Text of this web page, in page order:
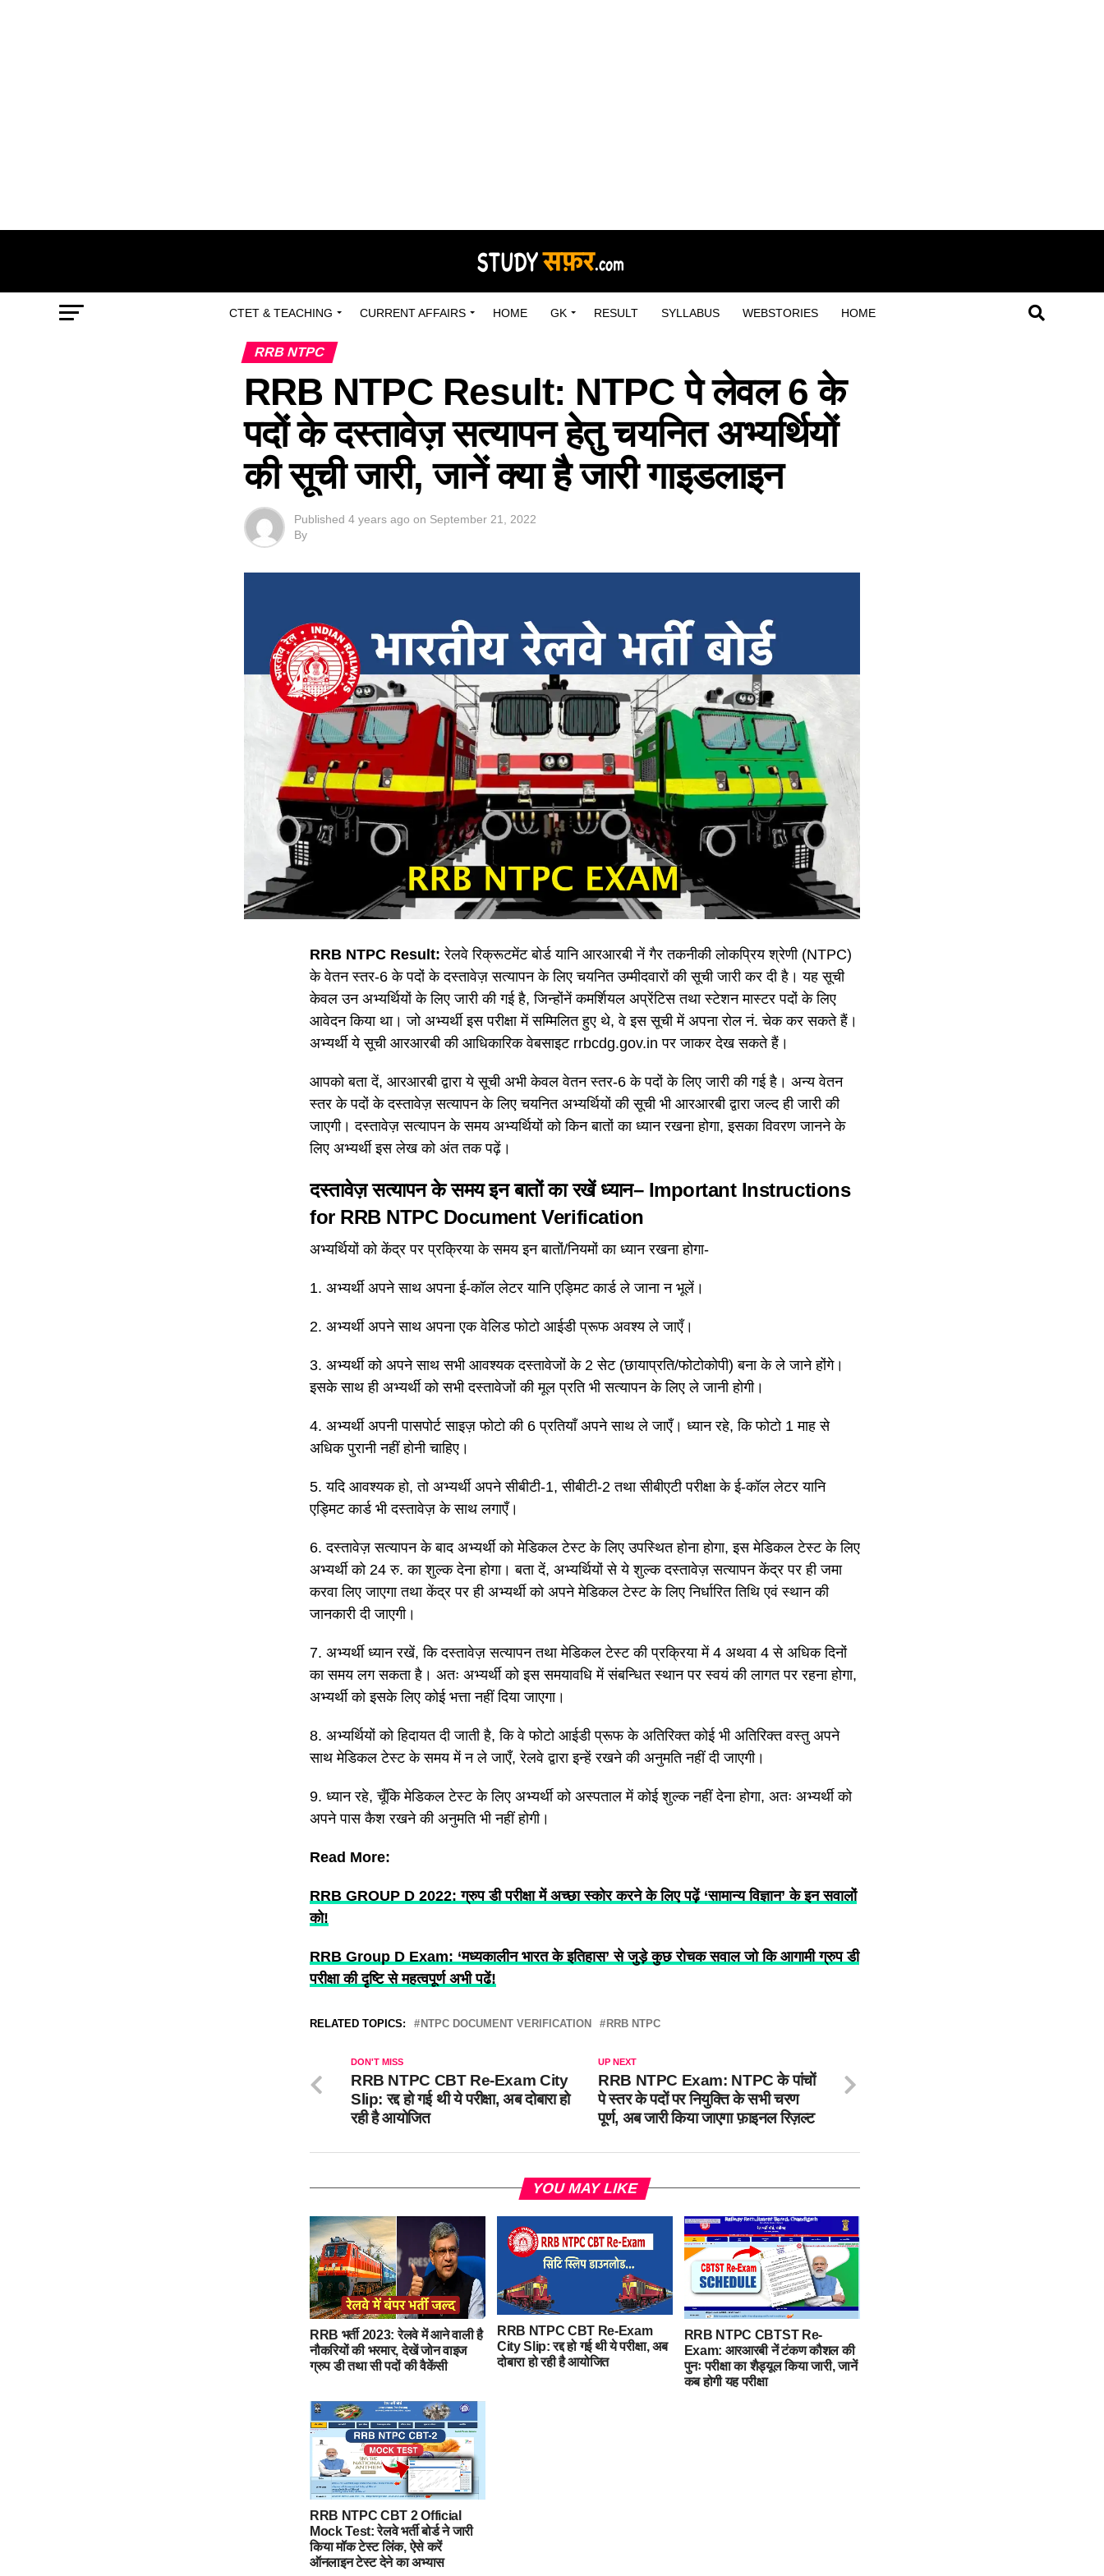
CTET & TEACHING CURRENT AFFAIRS HOME GK RESULT SYLLABUS WEBSTORIES HOME
RRB NTPC
RRB NTPC Result: NTPC पे लेवल 6 के
पदों के दस्तावेज़ सत्यापन हेतु चयनित अभ्यर्थियों
की सूची जारी, जानें क्या है जारी गाइडलाइन
Published 4 years ago on September 21, 2022
By
RRB NTPC Result: रेलवे रिक्रूटमेंट बोर्ड यानि आरआरबी नें गैर तकनीकी लोकप्रिय श्रेणी (NTPC)
के वेतन स्तर-6 के पदों के दस्तावेज़ सत्यापन के लिए चयनित उम्मीदवारों की सूची जारी कर दी है। यह सूची
केवल उन अभ्यर्थियों के लिए जारी की गई है, जिन्होंनें कमर्शियल अप्रेंटिस तथा स्टेशन मास्टर पदों के लिए
आवेदन किया था। जो अभ्यर्थी इस परीक्षा में सम्मिलित हुए थे, वे इस सूची में अपना रोल नं. चेक कर सकते हैं।
अभ्यर्थी ये सूची आरआरबी की आधिकारिक वेबसाइट rrbcdg.gov.in पर जाकर देख सकते हैं।
आपको बता दें, आरआरबी द्वारा ये सूची अभी केवल वेतन स्तर-6 के पदों के लिए जारी की गई है। अन्य वेतन
स्तर के पदों के दस्तावेज़ सत्यापन के लिए चयनित अभ्यर्थियों की सूची भी आरआरबी द्वारा जल्द ही जारी की
जाएगी। दस्तावेज़ सत्यापन के समय अभ्यर्थियों को किन बातों का ध्यान रखना होगा, इसका विवरण जानने के
लिए अभ्यर्थी इस लेख को अंत तक पढ़ें।
दस्तावेज़ सत्यापन के समय इन बातों का रखें ध्यान– Important Instructions
for RRB NTPC Document Verification
अभ्यर्थियों को केंद्र पर प्रक्रिया के समय इन बातों/नियमों का ध्यान रखना होगा-
1. अभ्यर्थी अपने साथ अपना ई-कॉल लेटर यानि एड्मिट कार्ड ले जाना न भूलें।
2. अभ्यर्थी अपने साथ अपना एक वेलिड फोटो आईडी प्रूफ अवश्य ले जाएँ।
3. अभ्यर्थी को अपने साथ सभी आवश्यक दस्तावेजों के 2 सेट (छायाप्रति/फोटोकोपी) बना के ले जाने होंगे।
इसके साथ ही अभ्यर्थी को सभी दस्तावेजों की मूल प्रति भी सत्यापन के लिए ले जानी होगी।
4. अभ्यर्थी अपनी पासपोर्ट साइज़ फोटो की 6 प्रतियाँ अपने साथ ले जाएँ। ध्यान रहे, कि फोटो 1 माह से
अधिक पुरानी नहीं होनी चाहिए।
5. यदि आवश्यक हो, तो अभ्यर्थी अपने सीबीटी-1, सीबीटी-2 तथा सीबीएटी परीक्षा के ई-कॉल लेटर यानि
एड्मिट कार्ड भी दस्तावेज़ के साथ लगाएँ।
6. दस्तावेज़ सत्यापन के बाद अभ्यर्थी को मेडिकल टेस्ट के लिए उपस्थित होना होगा, इस मेडिकल टेस्ट के लिए
अभ्यर्थी को 24 रु. का शुल्क देना होगा। बता दें, अभ्यर्थियों से ये शुल्क दस्तावेज़ सत्यापन केंद्र पर ही जमा
करवा लिए जाएगा तथा केंद्र पर ही अभ्यर्थी को अपने मेडिकल टेस्ट के लिए निर्धारित तिथि एवं स्थान की
जानकारी दी जाएगी।
7. अभ्यर्थी ध्यान रखें, कि दस्तावेज़ सत्यापन तथा मेडिकल टेस्ट की प्रक्रिया में 4 अथवा 4 से अधिक दिनों
का समय लग सकता है। अतः अभ्यर्थी को इस समयावधि में संबन्धित स्थान पर स्वयं की लागत पर रहना होगा,
अभ्यर्थी को इसके लिए कोई भत्ता नहीं दिया जाएगा।
8. अभ्यर्थियों को हिदायत दी जाती है, कि वे फोटो आईडी प्रूफ के अतिरिक्त कोई भी अतिरिक्त वस्तु अपने
साथ मेडिकल टेस्ट के समय में न ले जाएँ, रेलवे द्वारा इन्हें रखने की अनुमति नहीं दी जाएगी।
9. ध्यान रहे, चूँकि मेडिकल टेस्ट के लिए अभ्यर्थी को अस्पताल में कोई शुल्क नहीं देना होगा, अतः अभ्यर्थी को
अपने पास कैश रखने की अनुमति भी नहीं होगी।
Read More:
RRB GROUP D 2022: ग्रुप डी परीक्षा में अच्छा स्कोर करने के लिए पढ़ें ‘सामान्य विज्ञान’ के इन सवालों
को!
RRB Group D Exam: ‘मध्यकालीन भारत के इतिहास’ से जुड़े कुछ रोचक सवाल जो कि आगामी ग्रुप डी
परीक्षा की दृष्टि से महत्वपूर्ण अभी पढें!
RELATED TOPICS: NTPC DOCUMENT VERIFICATION RRB NTPC
UP NEXT
RRB NTPC Exam: NTPC के पांचों
पे स्तर के पदों पर नियुक्ति के सभी चरण
पूर्ण, अब जारी किया जाएगा फ़ाइनल रिज़ल्ट
DON'T MISS
RRB NTPC CBT Re-Exam City
Slip: रद्द हो गई थी ये परीक्षा, अब दोबारा हो
रही है आयोजित
YOU MAY LIKE
RRB भर्ती 2023: रेलवे में आने वाली है
नौकरियों की भरमार, देखें जोन वाइज
ग्रुप डी तथा सी पदों की वैकेंसी
RRB NTPC CBT Re-Exam
City Slip: रद्द हो गई थी ये परीक्षा, अब
दोबारा हो रही है आयोजित
RRB NTPC CBTST Re-
Exam: आरआरबी नें टंकण कौशल की
पुनः परीक्षा का शैड्यूल किया जारी, जानें
कब होगी यह परीक्षा
RRB NTPC CBT 2 Official
Mock Test: रेलवे भर्ती बोर्ड ने जारी
किया मॉक टेस्ट लिंक, ऐसे करें
ऑनलाइन टेस्ट देने का अभ्यास